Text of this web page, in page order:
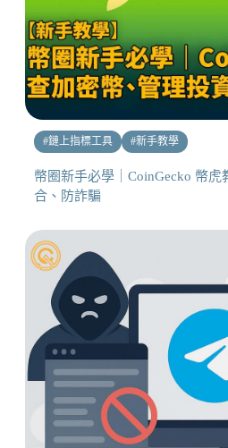
#鏈上指標工具 #新手教學
幣圈新手必學｜CoinGecko 幣
合、防詐騙